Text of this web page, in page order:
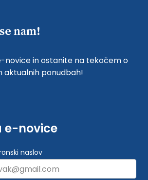
nam!
novice in ostanite na tekočem o
aktualnih ponudbah!
e-novice
naslov